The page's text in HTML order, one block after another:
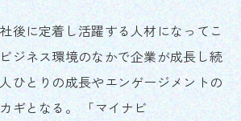
後に定着し活躍する人材になってこ
ジネス環境のなかで企業が成長し続
ひとりの成長やエンゲージメントの
ギとなる。 「マイナビ